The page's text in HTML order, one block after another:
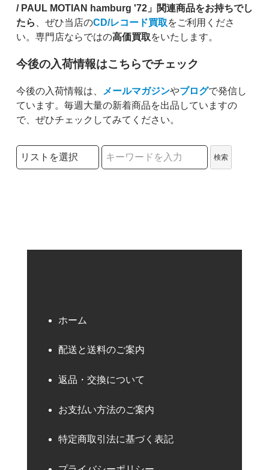
/ PAUL MOTIAN hamburg '72」関連商品をお持ちでし
たら 、ぜひ当店のCD/レコード買取をご利用くださ
い。専門店ならではの高価買取をいたします。
今後の入荷情報はこちらでチェック
今後の入荷情報は、 メールマガジンやブログで発信し
ています。毎週大量の新着商品を出品していますの
で、ぜひチェックしてみてください。
検索リストの選択
検索
ホーム
配送と送料のご案内
返品・交換について
お支払い方法のご案内
特定商取引法に基づく表記